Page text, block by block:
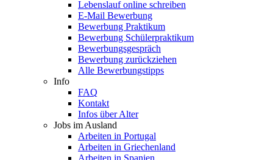
Lebenslauf online schreiben
E-Mail Bewerbung
Bewerbung Praktikum
Bewerbung Schülerpraktikum
Bewerbungsgespräch
Bewerbung zurückziehen
Alle Bewerbungstipps
Info
FAQ
Kontakt
Infos über Alter
Jobs im Ausland
Arbeiten in Portugal
Arbeiten in Griechenland
Arbeiten in Spanien